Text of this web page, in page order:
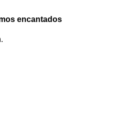
encantados
.